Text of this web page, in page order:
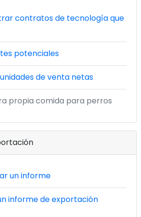
contratos de tecnología que
potenciales
de venta netas
propia comida para perros
un informe
informe de exportación